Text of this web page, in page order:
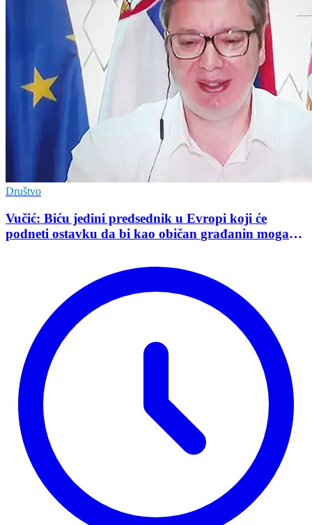
Društvo
Vučić: Biću jedini predsednik u Evropi koji će
podneti ostavku da bi kao običan građanin mogao